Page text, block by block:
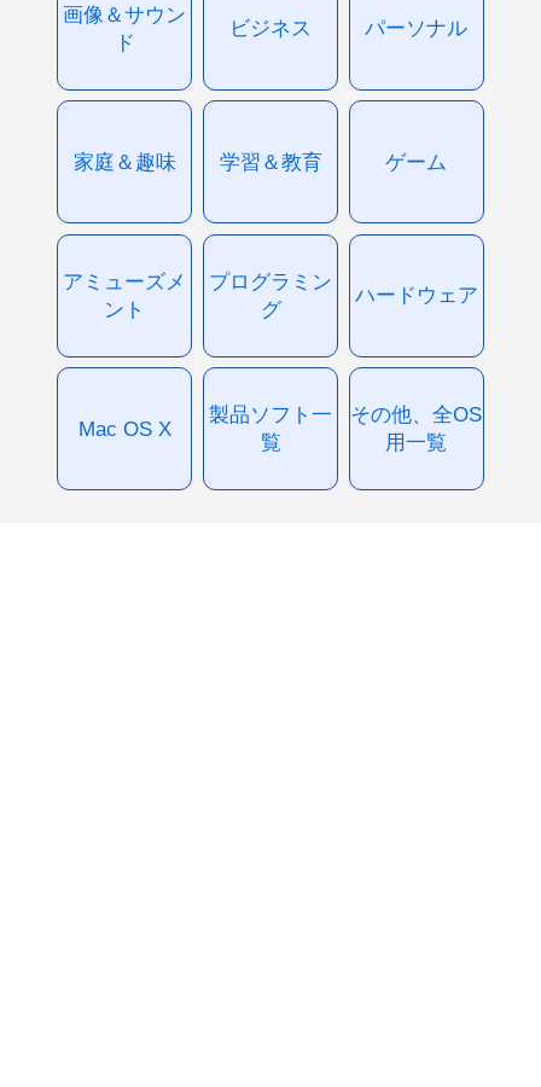
画像＆サウン
ド
ビジネス パーソナル
家庭＆趣味 学習＆教育 ゲーム
アミューズメ
ント
プログラミン
グ
ハードウェア
Mac OS X
製品ソフト一
覧
その他、全OS
用一覧